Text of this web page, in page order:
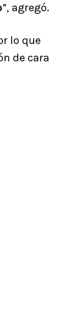
”, agregó.
lo que
de cara